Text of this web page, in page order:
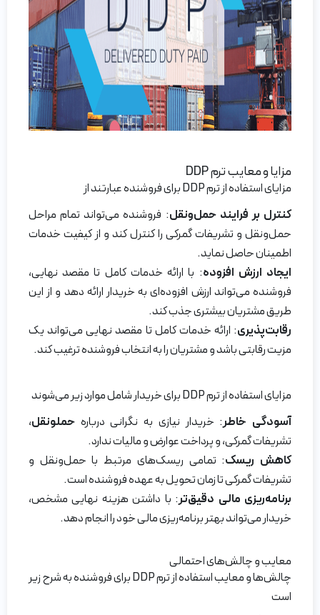
مزایا و معایب ترم DDP
مزایای استفاده از ترم DDP برای فروشنده عبارتند از
کنترل بر فرایند حمل‌ونقل: فروشنده می‌تواند تمام مراحل
حمل‌ونقل و تشریفات گمرکی را کنترل کند و از کیفیت خدمات
اطمینان حاصل نماید.
ایجاد ارزش افزوده: با ارائه خدمات کامل تا مقصد نهایی،
فروشنده می‌تواند ارزش افزوده‌ای به خریدار ارائه دهد و از این
طریق مشتریان بیشتری جذب کند.
رقابت‌پذیری: ارائه خدمات کامل تا مقصد نهایی می‌تواند یک
مزیت رقابتی باشد و مشتریان را به انتخاب فروشنده ترغیب کند.
مزایای استفاده از ترم DDP برای خریدار شامل موارد زیر می‌شوند
آسودگی خاطر: خریدار نیازی به نگرانی درباره حملونقل،
تشریفات گمرکی، و پرداخت عوارض و مالیات ندارد.
کاهش ریسک: تمامی ریسک‌های مرتبط با حمل‌و‌نقل و
تشریفات گمرکی تا زمان تحویل به عهده فروشنده است.
برنامه‌ریزی مالی دقیق‌تر: با داشتن هزینه نهایی مشخص،
خریدار می‌تواند بهتر برنامه‌ریزی مالی خود را انجام دهد.
معایب و چالش‌های احتمالی
چالش‌ها و معایب استفاده از ترم DDP برای فروشنده به شرح زیر
است